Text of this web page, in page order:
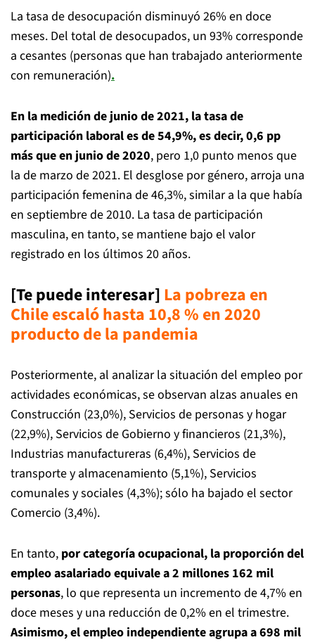
La tasa de desocupación disminuyó 26% en doce
meses. Del total de desocupados, un 93% corresponde
a cesantes (personas que han trabajado anteriormente
con remuneración).
En la medición de junio de 2021, la tasa de
participación laboral es de 54,9%, es decir, 0,6 pp
más que en junio de 2020, pero 1,0 punto menos que
la de marzo de 2021. El desglose por género, arroja una
participación femenina de 46,3%, similar a la que había
en septiembre de 2010. La tasa de participación
masculina, en tanto, se mantiene bajo el valor
registrado en los últimos 20 años.
[Te puede interesar] La pobreza en
Chile escaló hasta 10,8 % en 2020
producto de la pandemia
Posteriormente, al analizar la situación del empleo por
actividades económicas, se observan alzas anuales en
Construcción (23,0%), Servicios de personas y hogar
(22,9%), Servicios de Gobierno y financieros (21,3%),
Industrias manufactureras (6,4%), Servicios de
transporte y almacenamiento (5,1%), Servicios
comunales y sociales (4,3%); sólo ha bajado el sector
Comercio (3,4%).
En tanto, por categoría ocupacional, la proporción del
empleo asalariado equivale a 2 millones 162 mil
personas, lo que representa un incremento de 4,7% en
doce meses y una reducción de 0,2% en el trimestre.
Asimismo, el empleo independiente agrupa a 698 mil